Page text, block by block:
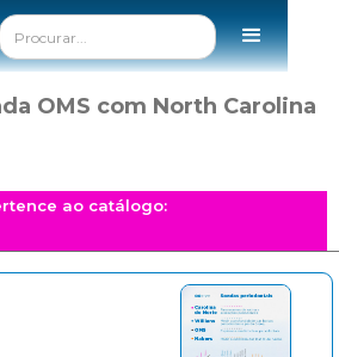
OMS com North Carolina
ao catálogo: